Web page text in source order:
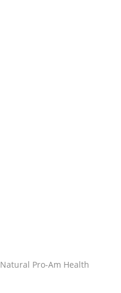
Natural Pro-Am Health